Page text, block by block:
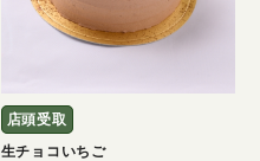
店頭受取
生チョコいちご